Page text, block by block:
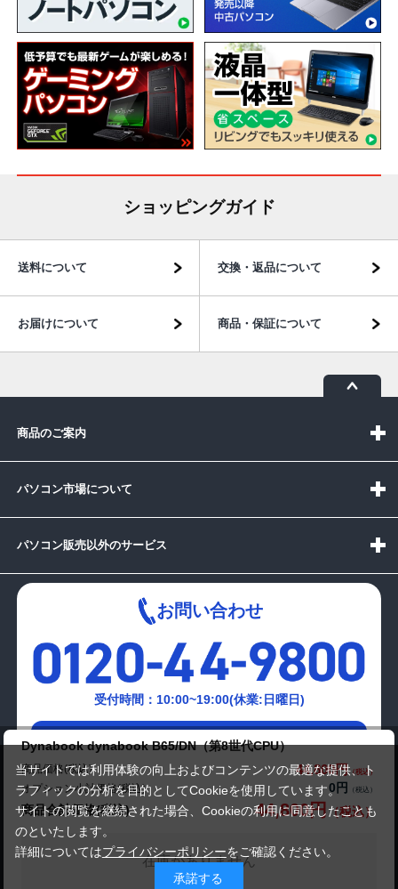
Dynabook dynabook B65/DN（第8世代CPU）
商品価格(税込) 44,800円
オプション小計価格(税込)
0円
商品合計価格(税込)
44,800円
在庫がありません
ショッピングガイド
送料について 交換・返品について
お届けについて 商品・保証について
商品のご案内
パソコン市場について
パソコン販売以外のサービス
お問い合わせ
受付時間：10:00~19:00(休業:日曜日)
メールでの
お問い合わせはこちら
Copyright(c)2024 mediator Co., Ltd. ALL Rights Reserved
当サイトでは利用体験の向上およびコンテンツの最適な提供、ト
ラフィックの分析を目的としてCookieを使用しています。
サイトの閲覧を継続された場合、Cookieの利用に同意したことも
のといたします。
詳細についてはプライバシーポリシーをご確認ください。
承諾する